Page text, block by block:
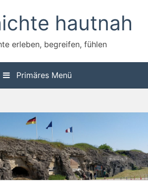
hautnah
erleben, begreifen, fühlen
Primäres Menü